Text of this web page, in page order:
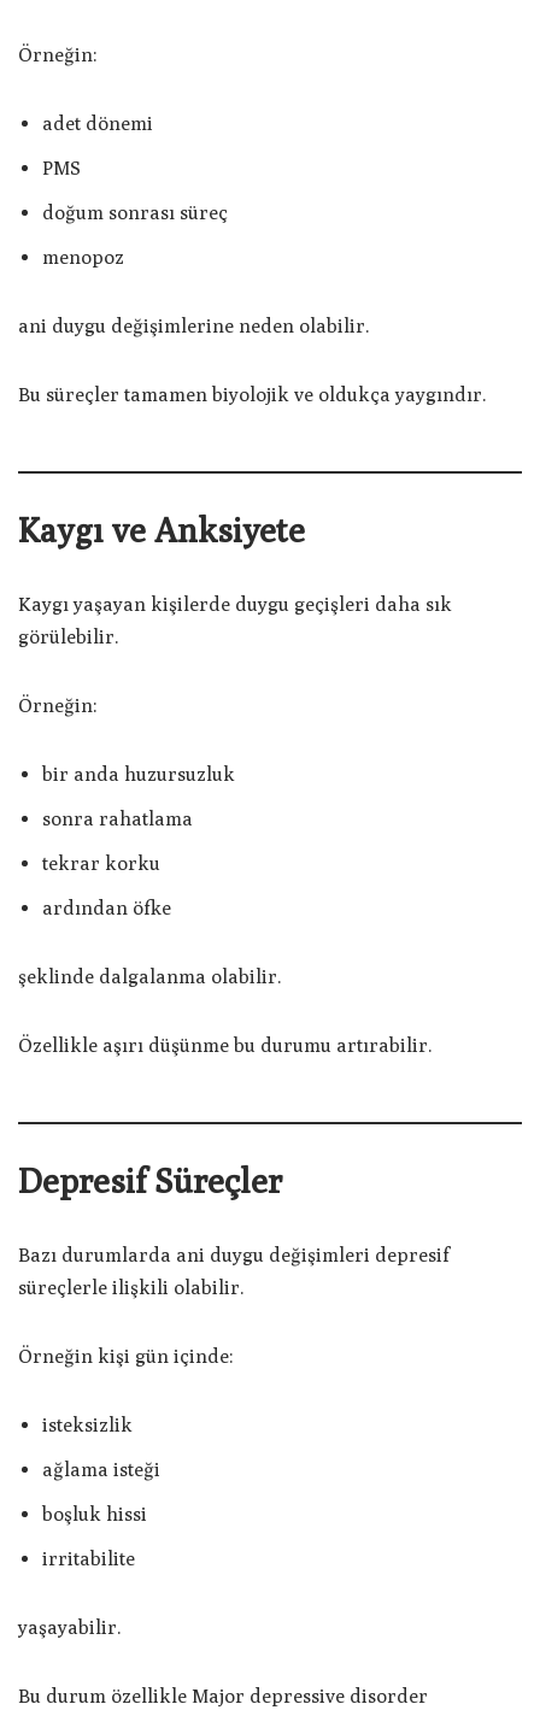
Örneğin:
adet dönemi
PMS
doğum sonrası süreç
menopoz
ani duygu değişimlerine neden olabilir.
Bu süreçler tamamen biyolojik ve oldukça yaygındır.
Kaygı ve Anksiyete
Kaygı yaşayan kişilerde duygu geçişleri daha sık
görülebilir.
Örneğin:
bir anda huzursuzluk
sonra rahatlama
tekrar korku
ardından öfke
şeklinde dalgalanma olabilir.
Özellikle aşırı düşünme bu durumu artırabilir.
Depresif Süreçler
Bazı durumlarda ani duygu değişimleri depresif
süreçlerle ilişkili olabilir.
Örneğin kişi gün içinde:
isteksizlik
ağlama isteği
boşluk hissi
irritabilite
yaşayabilir.
Bu durum özellikle Major depressive disorder